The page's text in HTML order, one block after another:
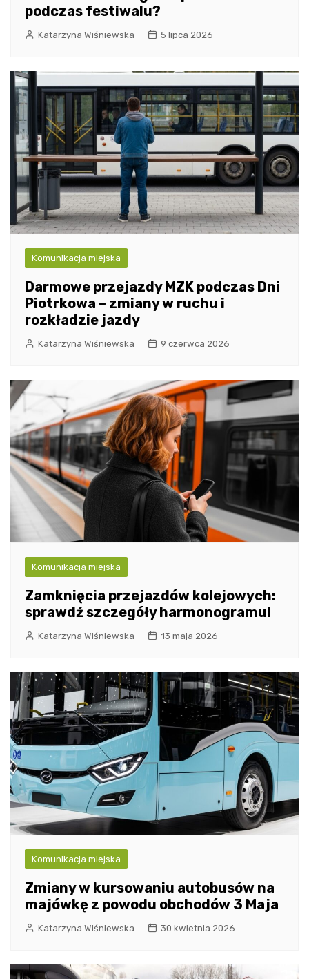
podczas festiwalu?
Katarzyna Wiśniewska 5 lipca 2026
Komunikacja miejska
Darmowe przejazdy MZK podczas Dni
Piotrkowa – zmiany w ruchu i
rozkładzie jazdy
Katarzyna Wiśniewska 9 czerwca 2026
Komunikacja miejska
Zamknięcia przejazdów kolejowych:
sprawdź szczegóły harmonogramu!
Katarzyna Wiśniewska 13 maja 2026
Komunikacja miejska
Zmiany w kursowaniu autobusów na
majówkę z powodu obchodów 3 Maja
Katarzyna Wiśniewska 30 kwietnia 2026